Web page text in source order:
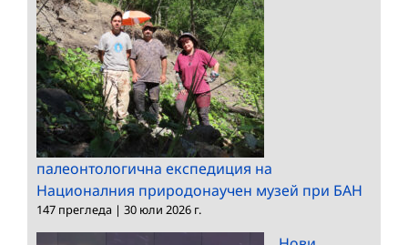
палеонтологична експедиция на
Националния природонаучен музей при БАН
147 прегледа | 30 юли 2026 г.